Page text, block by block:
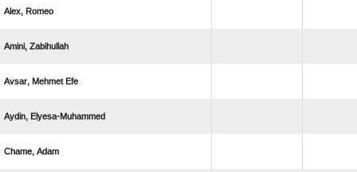
 
 
  
 
 